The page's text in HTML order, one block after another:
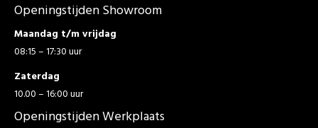
Openingstijden Showroom
Maandag t/m vrijdag
08:15 – 17:30 uur
Zaterdag
10.00 – 16:00 uur
Openingstijden Werkplaats